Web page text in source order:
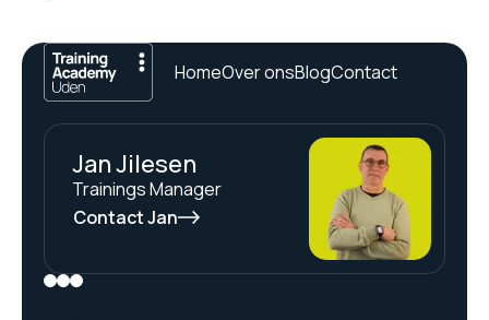
HomeOver onsBlogContact
Jan Jilesen
Trainings Manager
Contact Jan